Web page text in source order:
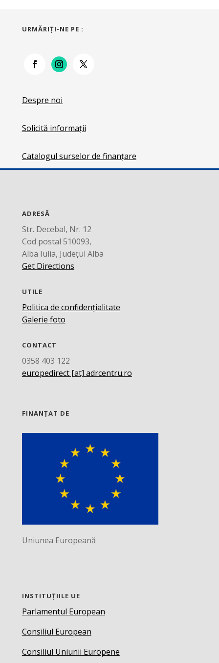
URMĂRIŢI-NE PE :
Despre noi
Solicită informații
Catalogul surselor de finanțare
ADRESĂ
Str. Decebal, Nr. 12
Cod postal 510093,
Alba Iulia, Județul Alba
Get Directions
UTILE
Politica de confidențialitate
Galerie foto
CONTACT
0358 403 122
europedirect [at] adrcentru.ro
FINANȚAT DE
Uniunea Europeană
INSTITUȚIILE UE
Parlamentul European
Consiliul European
Consiliul Uniunii Europene